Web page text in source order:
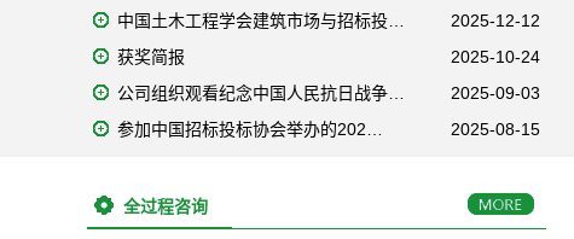
2025-12-12
中国土木工程学会建筑市场与招标投…
2025-10-24
获奖简报
2025-09-03
公司组织观看纪念中国人民抗日战争…
2025-08-15
参加中国招标投标协会举办的202…
全过程咨询